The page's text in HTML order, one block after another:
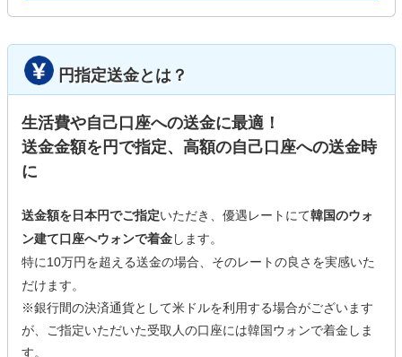
円指定送金とは？
生活費や自己口座への送金に最適！
送金金額を円で指定、高額の自己口座への送金時
に
送金額を日本円でご指定いただき、優遇レートにて韓国のウォ
ン建て口座へウォンで着金します。
特に10万円を超える送金の場合、そのレートの良さを実感いた
だけます。
※銀行間の決済通貨として米ドルを利用する場合がございます
が、ご指定いただいた受取人の口座には韓国ウォンで着金しま
す。